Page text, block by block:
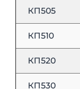
КП505
КП510
КП520
КП530